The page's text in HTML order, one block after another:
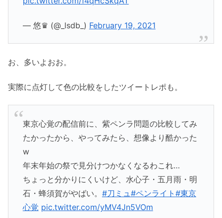
— 悠♛︎ (@_lsdb_) February 19, 2021
お、多いよおお。
実際に点灯して色の比較をしたツイートレポも。
東京心覚の配信前に、紫ペンラ問題の比較してみ
たかったから、やってみたら、想像より酷かった
w
年末年始の祭で見分けつかなくなるわこれ…
ちょっと分かりにくいけど、水心子・五月雨・明
石・蜂須賀がやばい。 #刀ミュ #ペンライト #東京
心覚 pic.twitter.com/yMV4Jn5VOm